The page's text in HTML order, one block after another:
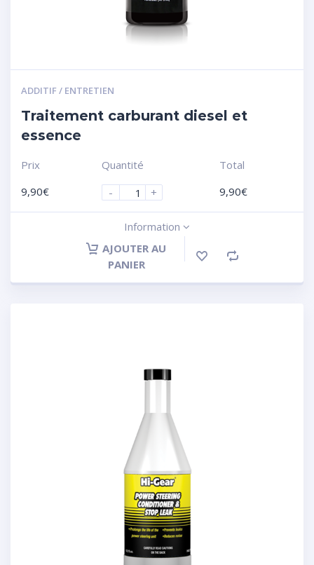
ADDITIF / ENTRETIEN
Traitement carburant diesel et
essence
Prix
9,90€
Quantité
-
+
Total
9,90€
Information
AJOUTER AU
PANIER